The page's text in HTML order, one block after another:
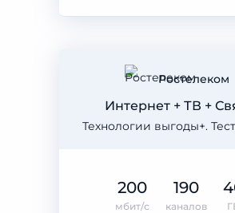
Ростелеком
Технологии выгоды+.
Интернет + ТВ +
200
мбит/с
190
каналов